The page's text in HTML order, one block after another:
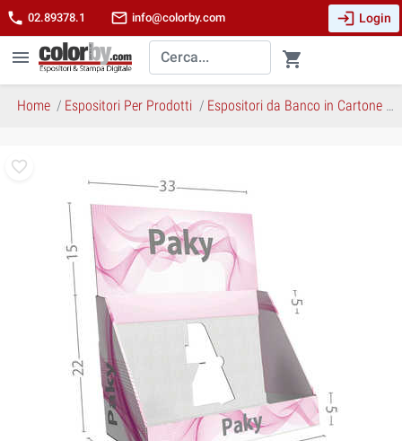
phone 02.89378.1 mail_outline info@colorby.com login Login
menu shopping_cart
Home Espositori Per Prodotti Espositori da Banco in Cartone